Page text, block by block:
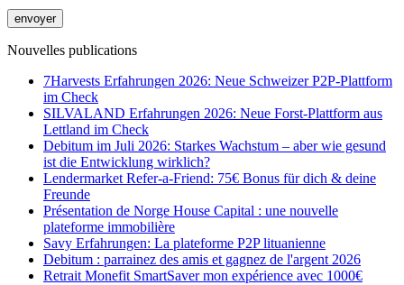
Nouvelles publications
7Harvests Erfahrungen 2026: Neue Schweizer P2P-Plattform
im Check
SILVALAND Erfahrungen 2026: Neue Forst-Plattform aus
Lettland im Check
Debitum im Juli 2026: Starkes Wachstum – aber wie gesund
ist die Entwicklung wirklich?
Lendermarket Refer-a-Friend: 75€ Bonus für dich & deine
Freunde
Présentation de Norge House Capital : une nouvelle
plateforme immobilière
Savy Erfahrungen: La plateforme P2P lituanienne
Debitum : parrainez des amis et gagnez de l'argent 2026
Retrait Monefit SmartSaver mon expérience avec 1000€